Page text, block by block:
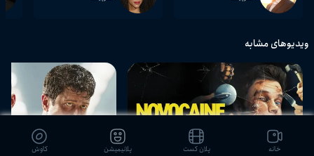
ویدیوهای مشابه
خانه پلان کست پلانیمیشن کاوش